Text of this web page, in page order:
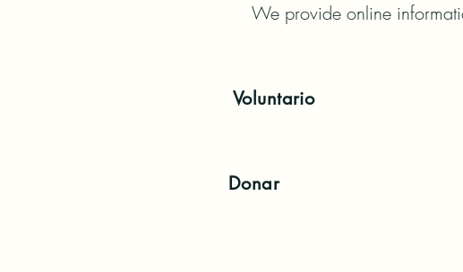
We provide online
Voluntario
Donar